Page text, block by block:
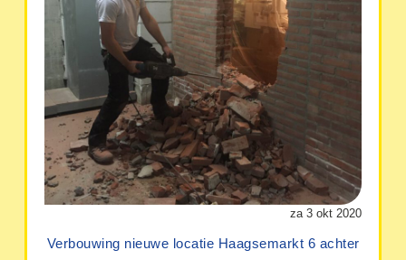
za 3 okt 2020
Verbouwing nieuwe locatie Haagsemarkt 6 achter